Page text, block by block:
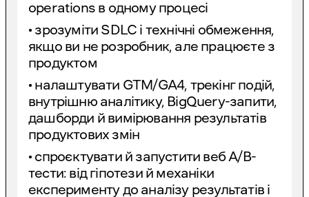
operations в одному процесі
• зрозуміти SDLC і технічні обмеження,
якщо ви не розробник, але працюєте з
продуктом
• налаштувати GTM/GA4, трекінг подій,
внутрішню аналітику, BigQuery-запити,
дашборди й вимірювання результатів
продуктових змін
• спроєктувати й запустити веб A/B-
тести: від гіпотези й механіки
експерименту до аналізу результатів і